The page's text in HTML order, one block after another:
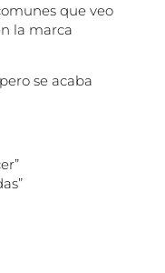
que veo
la marca
se acaba